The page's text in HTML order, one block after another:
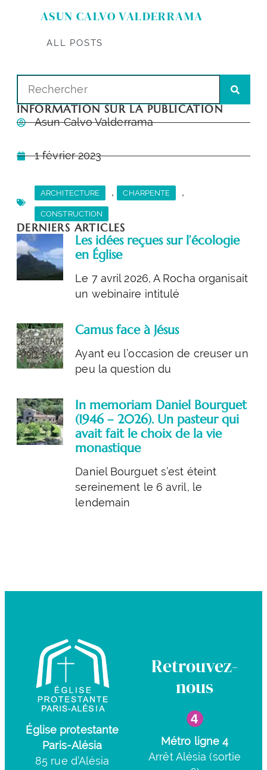
ASUN CALVO VALDERRAMA
ALL POSTS
INFORMATION SUR LA PUBLICATION
Asun Calvo Valderrama
1 février 2023
ARCHITECTURE , CHARPENTE ,
CONSTRUCTION
DERNIERS ARTICLES
Les idées reçues sur l’écologie
en Église
Le 7 avril 2026, A Rocha organisait
un webinaire intitulé
Camus face à Jésus
Ayant eu l’occasion de creuser un
peu la question du
In memoriam Daniel Bourguet
(1946 – 2026). Un pasteur qui
avait fait le choix de la vie
monastique
Daniel Bourguet s’est éteint
sereinement le 6 avril, le
lendemain
Église protestante
Paris-Alésia
85 rue d’Alésia
Retrouvez-
nous
Métro ligne 4
Arrêt Alésia (sortie